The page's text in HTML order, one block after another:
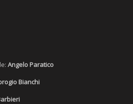
Angelo Paratico
Bianchi